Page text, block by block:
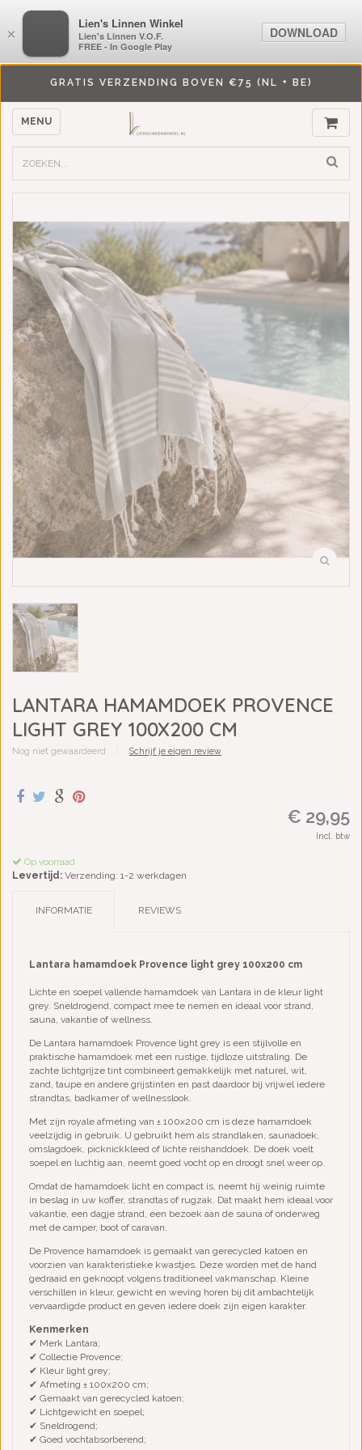
GRATIS VERZENDING BOVEN €75 (NL + BE)
MENU
LANTARA HAMAMDOEK PROVENCE
LIGHT GREY 100X200 CM
Nog niet gewaardeerd Schrijf je eigen review
€ 29,95
Incl. btw
Op voorraad
Levertijd: Verzending: 1-2 werkdagen
INFORMATIE REVIEWS
Lantara hamamdoek Provence light grey 100x200 cm
Lichte en soepel vallende hamamdoek van Lantara in de kleur light
grey. Sneldrogend, compact mee te nemen en ideaal voor strand,
sauna, vakantie of wellness.
De Lantara hamamdoek Provence light grey is een stijlvolle en
praktische hamamdoek met een rustige, tijdloze uitstraling. De
zachte lichtgrijze tint combineert gemakkelijk met naturel, wit,
zand, taupe en andere grijstinten en past daardoor bij vrijwel iedere
strandtas, badkamer of wellnesslook.
Met zijn royale afmeting van ± 100x200 cm is deze hamamdoek
veelzijdig in gebruik. U gebruikt hem als strandlaken, saunadoek,
omslagdoek, picknickkleed of lichte reishanddoek. De doek voelt
soepel en luchtig aan, neemt goed vocht op en droogt snel weer op.
Omdat de hamamdoek licht en compact is, neemt hij weinig ruimte
in beslag in uw koffer, strandtas of rugzak. Dat maakt hem ideaal voor
vakantie, een dagje strand, een bezoek aan de sauna of onderweg
met de camper, boot of caravan.
De Provence hamamdoek is gemaakt van gerecycled katoen en
voorzien van karakteristieke kwastjes. Deze worden met de hand
gedraaid en geknoopt volgens traditioneel vakmanschap. Kleine
verschillen in kleur, gewicht en weving horen bij dit ambachtelijk
vervaardigde product en geven iedere doek zijn eigen karakter.
Kenmerken
✔ Merk Lantara;
✔ Collectie Provence;
✔ Kleur light grey;
✔ Afmeting ± 100x200 cm;
✔ Gemaakt van gerecycled katoen;
✔ Lichtgewicht en soepel;
✔ Sneldrogend;
✔ Goed vochtabsorberend;
×
LiensLinnenwinkel.nl
Lien's Linnen V.O.F.
FREE - In Google Play
DOWNLOAD
×
Lien's Linnen Winkel
Lien's Linnen V.O.F.
FREE - In Google Play
DOWNLOAD